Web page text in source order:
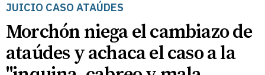
JUICIO CASO ATAÚDES
Morchón niega el cambiazo de
ataúdes y achaca el caso a la